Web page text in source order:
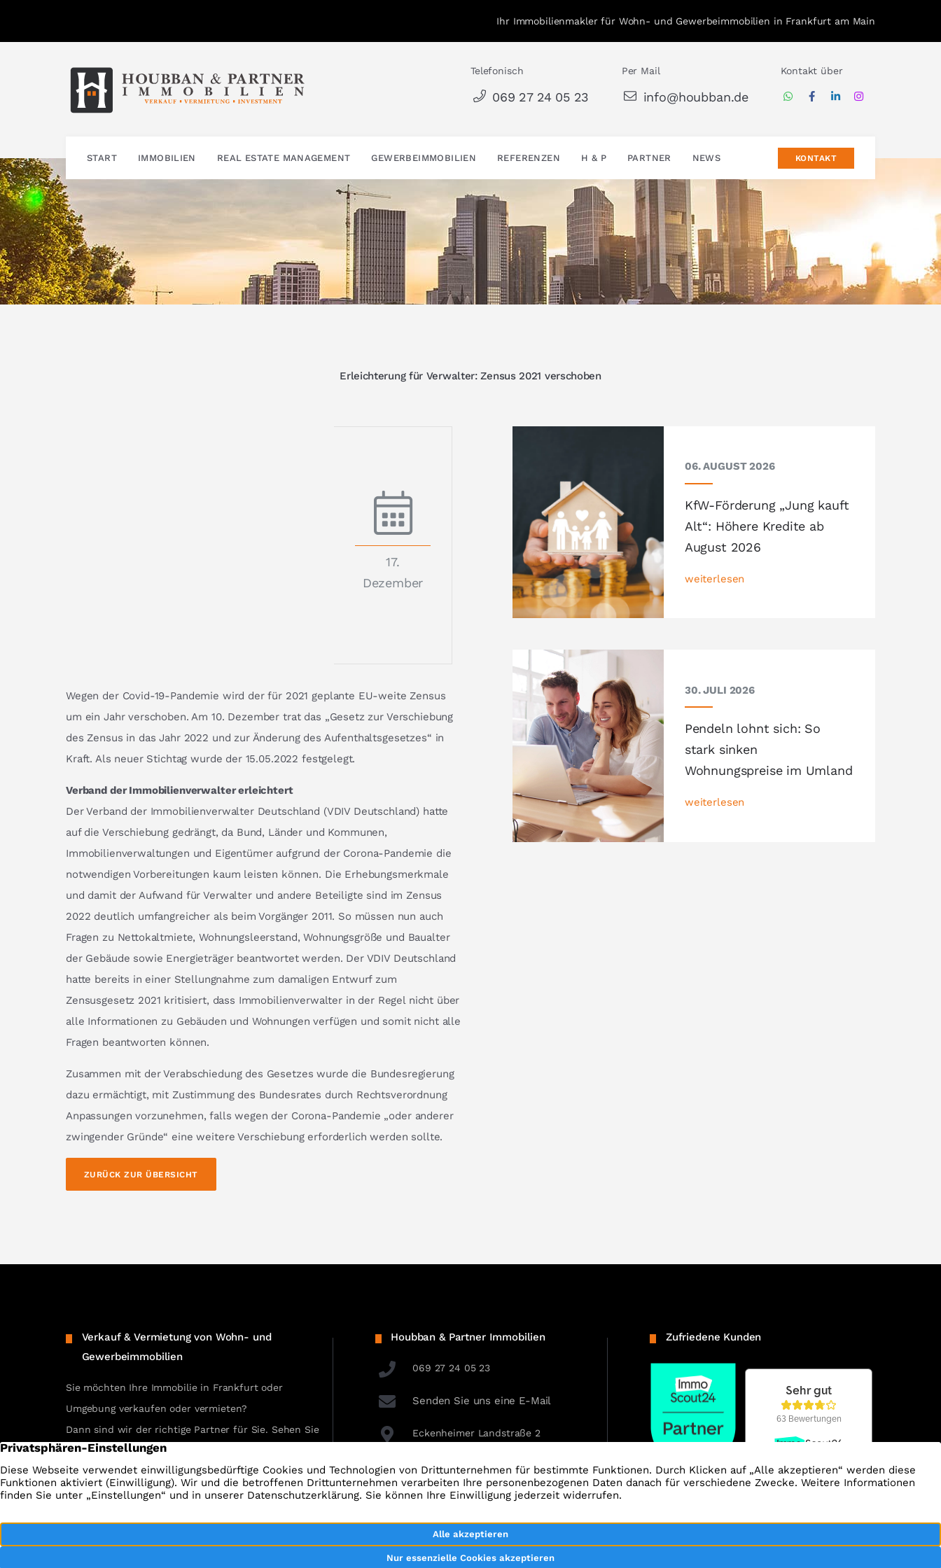
Ihr Immobilienmakler für Wohn- und Gewerbeimmobilien in Frankfurt am Main
Telefonisch
069 27 24 05 23
Per Mail
info@houbban.de
Kontakt über
START IMMOBILIEN REAL ESTATE MANAGEMENT GEWERBEIMMOBILIEN REFERENZEN H & P PARTNER NEWS KONTAKT
Erleichterung für Verwalter: Zensus 2021 verschoben
17.
Dezember
Wegen der Covid-19-Pandemie wird der für 2021 geplante EU-weite Zensus
um ein Jahr verschoben. Am 10. Dezember trat das „Gesetz zur Verschiebung
des Zensus in das Jahr 2022 und zur Änderung des Aufenthaltsgesetzes“ in
Kraft. Als neuer Stichtag wurde der 15.05.2022 festgelegt.
Verband der Immobilienverwalter erleichtert
Der Verband der Immobilienverwalter Deutschland (VDIV Deutschland) hatte
auf die Verschiebung gedrängt, da Bund, Länder und Kommunen,
Immobilienverwaltungen und Eigentümer aufgrund der Corona-Pandemie die
notwendigen Vorbereitungen kaum leisten können. Die Erhebungsmerkmale
und damit der Aufwand für Verwalter und andere Beteiligte sind im Zensus
2022 deutlich umfangreicher als beim Vorgänger 2011. So müssen nun auch
Fragen zu Nettokaltmiete, Wohnungsleerstand, Wohnungsgröße und Baualter
der Gebäude sowie Energieträger beantwortet werden. Der VDIV Deutschland
hatte bereits in einer Stellungnahme zum damaligen Entwurf zum
Zensusgesetz 2021 kritisiert, dass Immobilienverwalter in der Regel nicht über
alle Informationen zu Gebäuden und Wohnungen verfügen und somit nicht alle
Fragen beantworten können.
Zusammen mit der Verabschiedung des Gesetzes wurde die Bundesregierung
dazu ermächtigt, mit Zustimmung des Bundesrates durch Rechtsverordnung
Anpassungen vorzunehmen, falls wegen der Corona-Pandemie „oder anderer
zwingender Gründe“ eine weitere Verschiebung erforderlich werden sollte.
ZURÜCK ZUR ÜBERSICHT
06. AUGUST 2026
KfW-Förderung „Jung kauft
Alt“: Höhere Kredite ab
August 2026
weiterlesen
30. JULI 2026
Pendeln lohnt sich: So
stark sinken
Wohnungspreise im Umland
weiterlesen
Verkauf & Vermietung von Wohn- und
Gewerbeimmobilien
Sie möchten Ihre Immobilie in Frankfurt oder
Umgebung verkaufen oder vermieten?
Dann sind wir der richtige Partner für Sie. Sehen Sie
selbst unsere erfolgreichen Referenzen.
REFERENZEN ANSEHEN
Houbban & Partner Immobilien
069 27 24 05 23
Senden Sie uns eine E-Mail
Eckenheimer Landstraße 2
Zufriedene Kunden